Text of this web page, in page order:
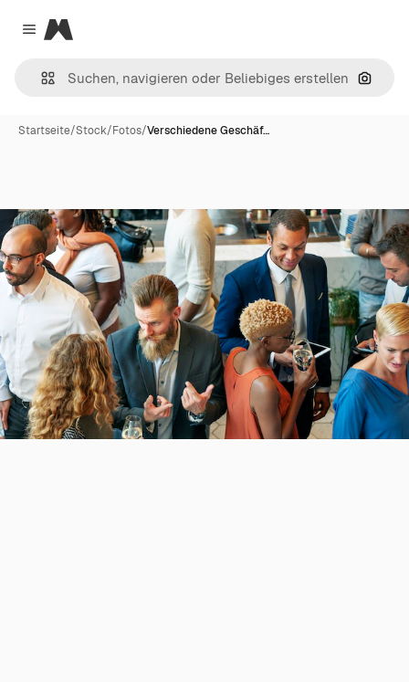
Close menu
Magnific
Nach
Startseite/Stock/Fotos/Verschiedene Geschäf…